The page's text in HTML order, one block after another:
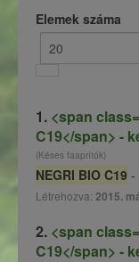
Elemek száma
1. <span
C19</span> -
(Késes faaprítók)
NEGRI BIO C19 -
Létrehozva: 2015.
2. <span
C19</span> -